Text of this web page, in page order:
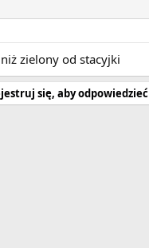
zielony od stacyjki
się, aby